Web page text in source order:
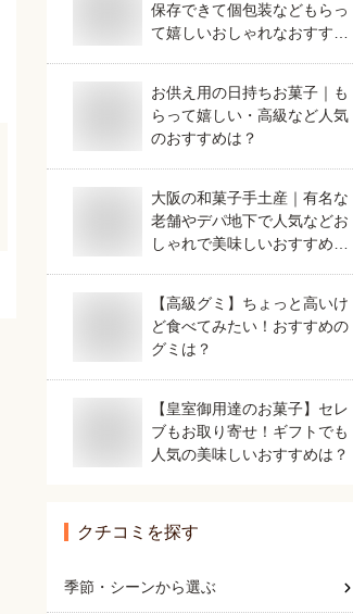
保存できて個包装などもらっ
て嬉しいおしゃれなおすすめ
お供え用の日持ちお菓子｜も
らって嬉しい・高級など人気
のおすすめは？
大阪の和菓子手土産｜有名な
老舗やデパ地下で人気などお
しゃれで美味しいおすすめ
【高級グミ】ちょっと高いけ
ど食べてみたい！おすすめの
グミは？
【皇室御用達のお菓子】セレ
ブもお取り寄せ！ギフトでも
人気の美味しいおすすめは？
クチコミを探す
季節・シーンから選ぶ